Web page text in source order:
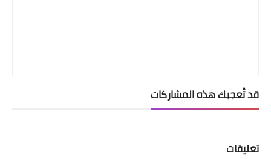
قد تُعجبك هذه المشاركات
تعليقات